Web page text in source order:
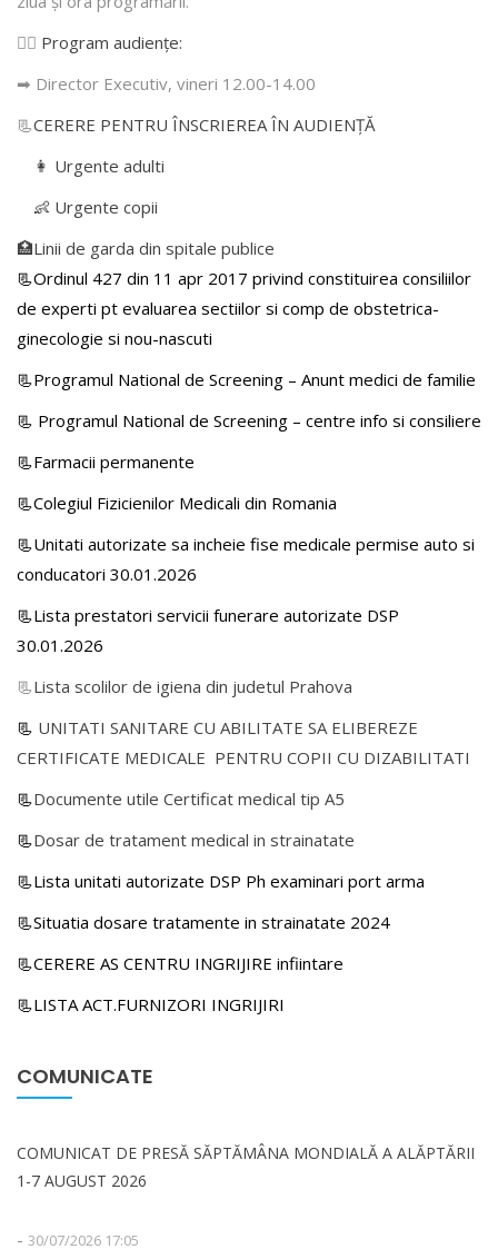
👩‍⚕️ Program audiențe:
➡ Director Executiv, vineri 12.00-14.00
📃CERERE PENTRU ÎNSCRIEREA ÎN AUDIENŢĂ
👩 Urgente adulti
👶 Urgente copii
🏥Linii de garda din spitale publice
📃Ordinul 427 din 11 apr 2017 privind constituirea consiliilor
de experti pt evaluarea sectiilor si comp de obstetrica-
ginecologie si nou-nascuti
📃Programul National de Screening – Anunt medici de familie
📃 Programul National de Screening – centre info si consiliere
📃Farmacii permanente
📃Colegiul Fizicienilor Medicali din Romania
📃Unitati autorizate sa incheie fise medicale permise auto si
conducatori 30.01.2026
📃Lista prestatori servicii funerare autorizate DSP
30.01.2026
📃Lista scolilor de igiena din judetul Prahova
📃 UNITATI SANITARE CU ABILITATE SA ELIBEREZE
CERTIFICATE MEDICALE PENTRU COPII CU DIZABILITATI
📃Documente utile Certificat medical tip A5
📃Dosar de tratament medical in strainatate
📃Lista unitati autorizate DSP Ph examinari port arma
📃Situatia dosare tratamente in strainatate 2024
📃CERERE AS CENTRU INGRIJIRE infiintare
📃LISTA ACT.FURNIZORI INGRIJIRI
COMUNICATE
COMUNICAT DE PRESĂ SĂPTĂMÂNA MONDIALĂ A ALĂPTĂRII
1-7 AUGUST 2026
- 30/07/2026 17:05